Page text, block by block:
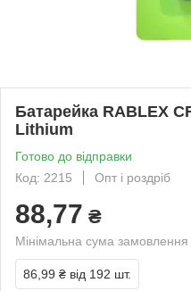
Батарейка RABLEX
Lithium
Готово до відправки
Код: 2215
Опт і роздріб
88,77 ₴
Мінімальна сума
86,99 ₴ від 192 шт.